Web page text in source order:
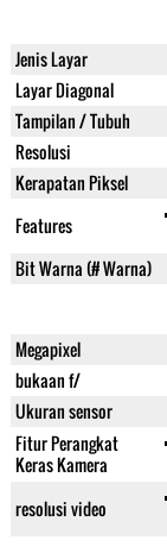
Jenis Layar
Layar Diagonal
Tampilan / Tubuh
Resolusi
Kerapatan Piksel
Features
Bit Warna (# Warna)
Megapixel
bukaan f/
Ukuran sensor
Fitur Perangkat
Keras Kamera
resolusi video